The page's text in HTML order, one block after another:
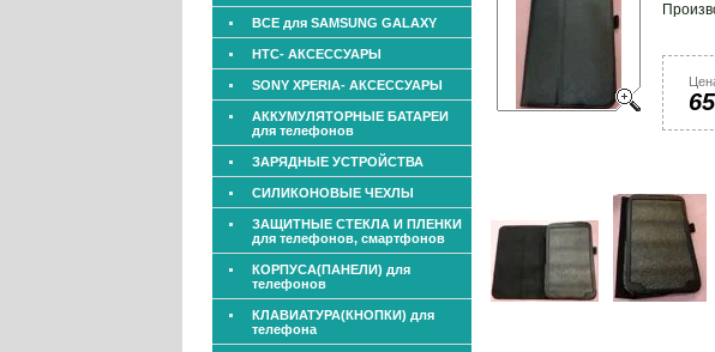
ВСЕ для SAMSUNG GALAXY
HTC- АКСЕССУАРЫ
SONY XPERIA- АКСЕССУАРЫ
АККУМУЛЯТОРНЫЕ БАТАРЕИ
для телефонов
ЗАРЯДНЫЕ УСТРОЙСТВА
СИЛИКОНОВЫЕ ЧЕХЛЫ
ЗАЩИТНЫЕ СТЕКЛА И ПЛЕНКИ
для телефонов, смартфонов
КОРПУСА(ПАНЕЛИ) для
телефонов
КЛАВИАТУРА(КНОПКИ) для
телефона